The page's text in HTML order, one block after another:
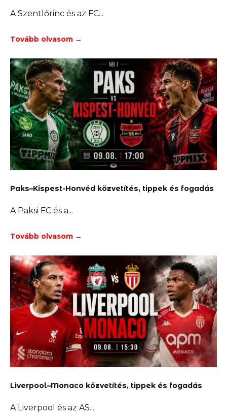
A Szentlőrinc és az FC
Tovább olvasom →
Paks–Kispest-Honvéd közvetítés, tippek és fogadás
A Paksi FC és a
Tovább olvasom →
Liverpool–Monaco közvetítés, tippek és fogadás
A Liverpool és az AS